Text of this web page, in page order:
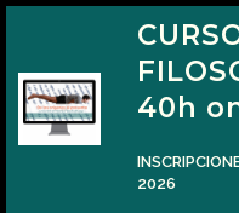
40h
2026